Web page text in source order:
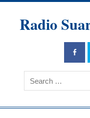
Radio